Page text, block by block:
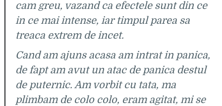
cam greu, vazand ca efectele sunt din ce
in ce mai intense, iar timpul parea sa
treaca extrem de incet.
Cand am ajuns acasa am intrat in panica,
de fapt am avut un atac de panica destul
de puternic. Am vorbit cu tata, ma
plimbam de colo colo, eram agitat, mi se